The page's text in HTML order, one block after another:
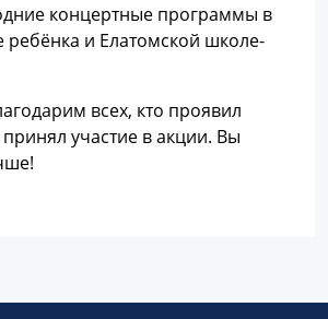
концертные программы в
ребёнка и Елатомской школе-
всех, кто проявил
участие в акции. Вы